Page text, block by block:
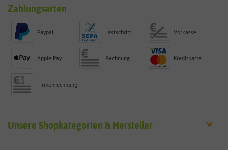
Zahlungsarten
Paypal Lastschrift Vorkasse
Apple Pay Rechnung Kreditkarte
Firmenrechnung
Unsere Shopkategorien & Hersteller